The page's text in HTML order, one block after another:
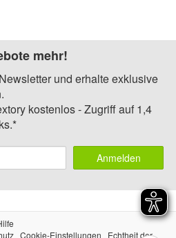
mehr!
und erhalte exklusive
kostenlos - Zugriff auf 1,4
Anmelden
Cookie-Einstellungen Echtheit der